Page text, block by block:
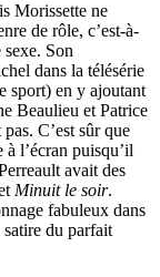
Morissette ne
de rôle, c’est-à-
sexe. Son
dans la télésérie
sport) en y ajoutant
Beaulieu et Patrice
C’est sûr que
l’écran puisqu’il
avait des
Minuit le soir.
fabuleux dans
satire du parfait